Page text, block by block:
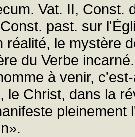
Vat. II, Const.
past. sur
réalité, le mystère
du Verbe
à venir,
le Christ, dans la